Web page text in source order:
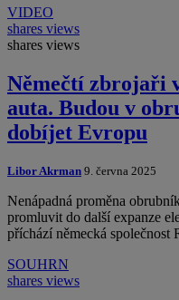
VIDEO
shares views
shares views
Němečtí zbrojaři
auta. Budou v
dobíjet Evropu
Libor Akrman 9. června 2025
Nenápadná proměna
promluvit do další expanze
příchází německá
SOUHRN
shares views